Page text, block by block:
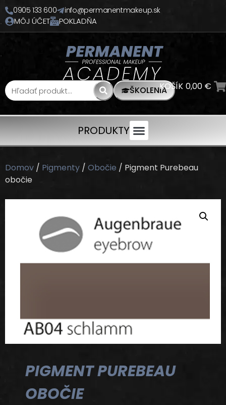
0905 133 600 info@permanentmakeup.sk
MÔJ ÚČET POKLADŇA
ŠKOLENIAKOŠÍK 0,00 €
PRODUKTY
Domov / Pigmenty / Obočie / Pigment Purebeau
obočie
PIGMENT PUREBEAU
OBOČIE